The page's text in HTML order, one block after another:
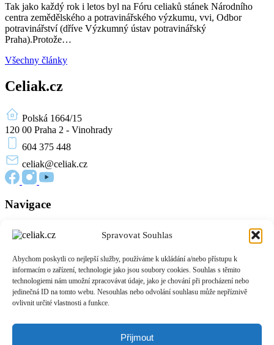
Spravovat Souhlas
Abychom poskytli co nejlepší služby, používáme k ukládání a/nebo přístupu k
informacím o zařízení, technologie jako jsou soubory cookies. Souhlas s těmito
technologiemi nám umožní zpracovávat údaje, jako je chování při procházení nebo
jedinečná ID na tomto webu. Nesouhlas nebo odvolání souhlasu může nepříznivě
ovlivnit určité vlastnosti a funkce.
Přijmout
Tak jako každý rok i letos byl na Fóru celiaků stánek Národního
centra zemědělského a potravinářského výzkumu, vvi, Odbor
potravinářství (dříve Výzkumný ústav potravinářský
Praha).Protože…
Všechny články
Celiak.cz
Polská 1664/15
120 00 Praha 2 - Vinohrady
604 375 448
celiak@celiak.cz
Navigace
Edukační materiály
Přihlášení
Zásady cookies (EU)
Informace